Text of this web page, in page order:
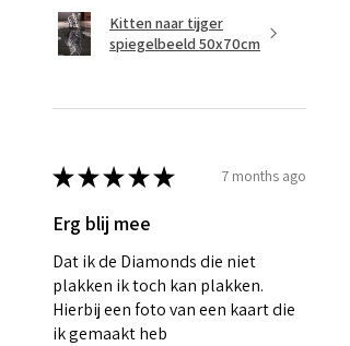
Kitten naar tijger
spiegelbeeld 50x70cm
★★★★★ 7 months ago
Erg blij mee
Dat ik de Diamonds die niet
plakken ik toch kan plakken.
Hierbij een foto van een kaart die
ik gemaakt heb